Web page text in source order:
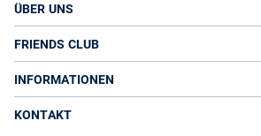
ÜBER UNS
FRIENDS CLUB
INFORMATIONEN
KONTAKT